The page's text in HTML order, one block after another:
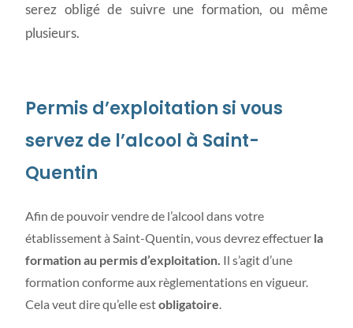
serez obligé de suivre une formation, ou même
plusieurs.
Permis d’exploitation si vous
servez de l’alcool à Saint-
Quentin
Afin de pouvoir vendre de l’alcool dans votre
établissement à Saint-Quentin, vous devrez effectuer la
formation au permis d’exploitation. Il s’agit d’une
formation conforme aux règlementations en vigueur.
Cela veut dire qu’elle estobligatoire.